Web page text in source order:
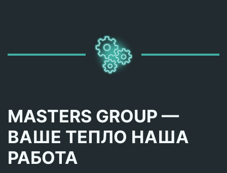
MASTERS GROUP —
ВАШЕ ТЕПЛО НАША
РАБОТА